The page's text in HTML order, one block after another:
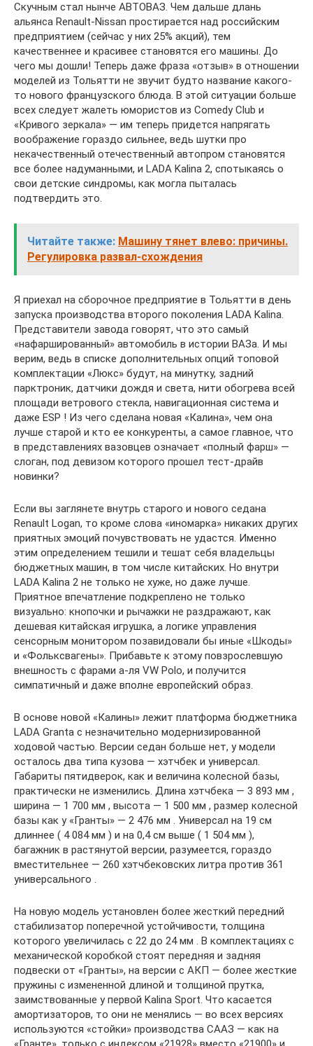
Скучным стал нынче АВТОВАЗ. Чем дальше длань
альянса Renault-Nissan простирается над российским
предприятием (сейчас у них 25% акций), тем
качественнее и красивее становятся его машины. До
чего мы дошли! Теперь даже фраза «отзыв» в отношении
моделей из Тольятти не звучит будто название какого-
то нового французского блюда. В этой ситуации больше
всех следует жалеть юмористов из Comedy Club и
«Кривого зеркала» — им теперь придется напрягать
воображение гораздо сильнее, ведь шутки про
некачественный отечественный автопром становятся
все более надуманными, и LADA Kalina 2, спотыкаясь о
свои детские синдромы, как могла пыталась
подтвердить это.
Читайте также: Машину тянет влево: причины.
Регулировка развал-схождения
Я приехал на сборочное предприятие в Тольятти в день
запуска производства второго поколения LADA Kalina.
Представители завода говорят, что это самый
«нафаршированный» автомобиль в истории ВАЗа. И мы
верим, ведь в списке дополнительных опций топовой
комплектации «Люкс» будут, на минутку, задний
парктроник, датчики дождя и света, нити обогрева всей
площади ветрового стекла, навигационная система и
даже ESP ! Из чего сделана новая «Калина», чем она
лучше старой и кто ее конкуренты, а самое главное, что
в представлениях вазовцев означает «полный фарш» —
слоган, под девизом которого прошел тест-драйв
новинки?
Если вы заглянете внутрь старого и нового седана
Renault Logan, то кроме слова «иномарка» никаких других
приятных эмоций почувствовать не удастся. Именно
этим определением тешили и тешат себя владельцы
бюджетных машин, в том числе китайских. Но внутри
LADA Kalina 2 не только не хуже, но даже лучше.
Приятное впечатление подкреплено не только
визуально: кнопочки и рычажки не раздражают, как
дешевая китайская игрушка, а логике управления
сенсорным монитором позавидовали бы иные «Шкоды»
и «Фольксвагены». Прибавьте к этому повзрослевшую
внешность с фарами а-ля VW Polo, и получится
симпатичный и даже вполне европейский образ.
В основе новой «Калины» лежит платформа бюджетника
LADA Granta с незначительно модернизированной
ходовой частью. Версии седан больше нет, у модели
осталось два типа кузова — хэтчбек и универсал.
Габариты пятидверок, как и величина колесной базы,
практически не изменились. Длина хэтчбека — 3 893 мм ,
ширина — 1 700 мм , высота — 1 500 мм , размер колесной
базы как у «Гранты» — 2 476 мм . Универсал на 19 см
длиннее ( 4 084 мм ) и на 0,4 см выше ( 1 504 мм ),
багажник в растянутой версии, разумеется, гораздо
вместительнее — 260 хэтчбековских литра против 361
универсального .
На новую модель установлен более жесткий передний
стабилизатор поперечной устойчивости, толщина
которого увеличилась с 22 до 24 мм . В комплектациях с
механической коробкой стоят передняя и задняя
подвески от «Гранты», на версии с АКП — более жесткие
пружины с измененной длиной и толщиной прутка,
заимствованные у первой Kalina Sport. Что касается
амортизаторов, то они не менялись — во всех версиях
используются «стойки» производства СААЗ — как на